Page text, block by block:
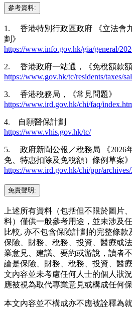
參考資料:
1. 香港特別行政區政府 《立法會
劃》
https://www.info.gov.hk/gia/general/
2. 香港政府一站通，《免稅額款額
https://www.gov.hk/tc/residents/taxes/
3. 香港稅務局，《常見問題》
https://www.ird.gov.hk/chi/faq/
4. 自願醫保計劃
https://www.vhis.gov.hk/tc/
5. 政府新聞公報／稅務局 《2026
免、特惠扣除及免稅額）條例草案
https://www.ird.gov.hk/chi/ppr/
免責聲明:
上述所有資料（包括但不限於圖片
料）僅供一般參考用途，並未涉及
比較, 亦不包含保險計劃的完整條
保險、財務、稅務、投資、醫療或
業意見、建議、要約或游說，讀者
論是保險、財務、稅務、投資、醫
文內容並未考慮任何人士的個人狀
應被視為取代專業意見或構成任何
本文內容並不構成亦不應被詮釋為